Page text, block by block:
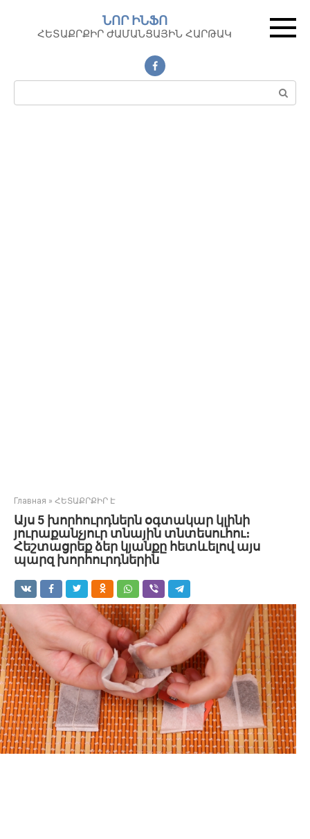
контенту
ՆՈՐ ԻՆՖՈ
ՀԵՏԱՔՐՔԻՐ ԺԱՄԱՆՑԱՅԻՆ ՀԱՐԹԱԿ
Поиск:
Главная » ՀԵՏԱՔՐՔԻՐ Է
Այս 5 խորհուրդներն օգտակար կլինի
յուրաքանչյուր տնային տնտեսուհու։
Հեշտացրեք ձեր կյանքը հետևելով այս
պարզ խորհուրդներին